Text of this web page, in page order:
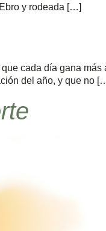
y rodeada […]
cada día gana más
del año, y que no